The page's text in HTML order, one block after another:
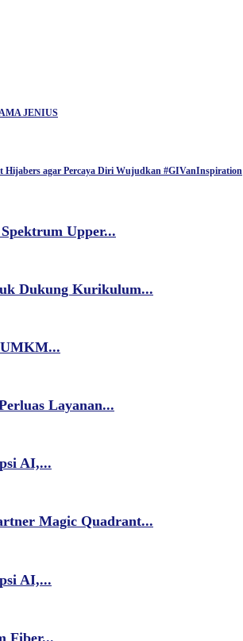
JENIUS
agar Percaya Diri Wujudkan #GIVanInspiration
Upper...
Dukung Kurikulum...
UMKM...
Layanan...
AI,...
Magic Quadrant...
AI,...
Fiber...